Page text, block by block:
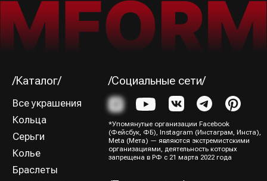
Я ознакомился (-лась) и согласен (-на) сПолитикой
конфиденциальности
Политика конфиденциальности
ИП Юрина Олеся Владимировна
ИНН 781139004429
ОГРНИП 320784700188204